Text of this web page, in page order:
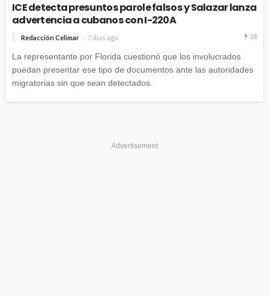
ICE detecta presuntos parole falsos y Salazar lanza
advertencia a cubanos con I-220A
Redacción Celimar 7 días ago 28
La representante por Florida cuestionó que los involucrados
puedan presentar ese tipo de documentos ante las autoridades
migratorias sin que sean detectados.
Advertisement